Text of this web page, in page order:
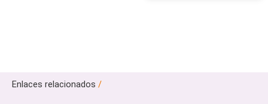
Enlaces relacionados /